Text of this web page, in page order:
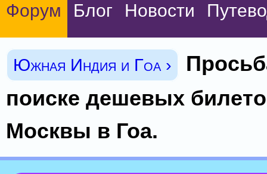
Форум Блог Новости
Южная Индия и Гоа ›
поиске дешевых
Москвы в Гоа.